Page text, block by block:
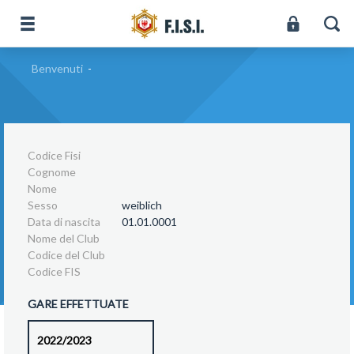
Benvenuti -
Codice Fisi
Cognome
Nome
Sesso
weiblich
Data di nascita
01.01.0001
Nome del Club
Codice del Club
Codice FIS
GARE EFFETTUATE